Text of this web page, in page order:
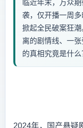
临近年末，万众
袭，仅开播一周
掀起全民破案狂
离的剧情线、一
的真相究竟是什
2024年，国产悬疑